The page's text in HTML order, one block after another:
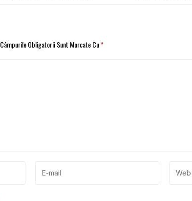
Câmpurile Obligatorii Sunt Marcate Cu*